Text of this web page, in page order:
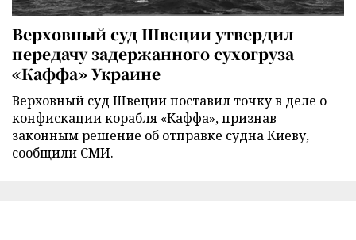
Верховный суд Швеции утвердил
передачу задержанного сухогруза
«Каффа» Украине
Верховный суд Швеции поставил точку в деле о
конфискации корабля «Каффа», признав
законным решение об отправке судна Киеву,
сообщили СМИ.